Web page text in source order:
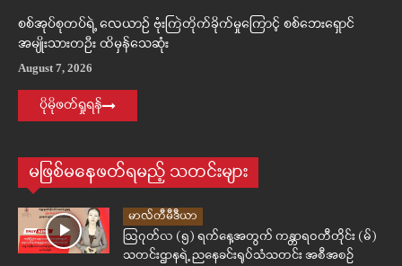
စစ်အုပ်စုတပ်ရဲ့ လေယာဉ် ဗုံးကြဲတိုက်ခိုက်မှုကြောင့် စစ်ဘေးရှောင်
အမျိုးသားတဦး ထိမှန်သေဆုံး
August 7, 2026
ပိုမိုဖတ်ရှုရန်
မဖြစ်မနေဖတ်ရမည့် သတင်းများ
မာလ်တီမီဒီယာ
ဩဂုတ်လ (၅) ရက်နေ့အတွက် ကန္တာရဝတီတိုင်း (မ်)
သတင်းဌာနရဲ့ ညနေခင်းရုပ်သံသတင်း အစီအစဉ်